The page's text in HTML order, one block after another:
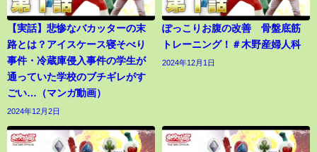
【実話】悲惨なバカッターの末
路とは？アイスケース寝そべり
事件・冷蔵庫侵入事件の学生が
通っていた学校のブチギレがす
ごい…（マンガ動画）
2024年12月2日
ぽっこりお腹の改善 骨盤底筋
トレーニング！＃木野産婦人科
2024年12月1日